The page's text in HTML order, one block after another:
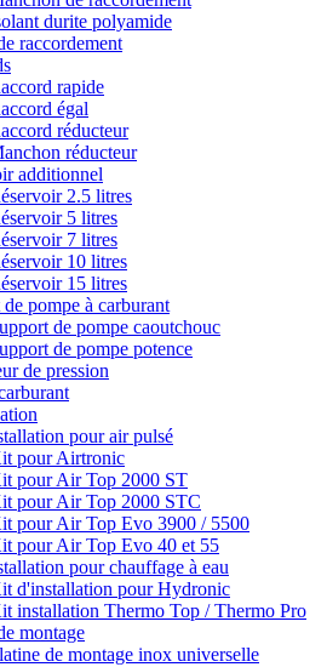
durite polyamide
raccordement
rapide
égal
réducteur
réducteur
additionnel
2.5 litres
5 litres
7 litres
10 litres
15 litres
pompe à carburant
de pompe caoutchouc
de pompe potence
de pression
pour air pulsé
pour Airtronic
pour Air Top 2000 ST
pour Air Top 2000 STC
pour Air Top Evo 3900 / 5500
pour Air Top Evo 40 et 55
pour chauffage à eau
d'installation pour Hydronic
installation Thermo Top / Thermo Pro
montage
de montage inox universelle